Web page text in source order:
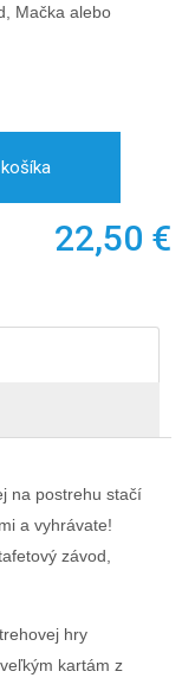
Mačka alebo
22,50 €
na postrehu stačí
a vyhrávate!
závod,
hry
kartám z